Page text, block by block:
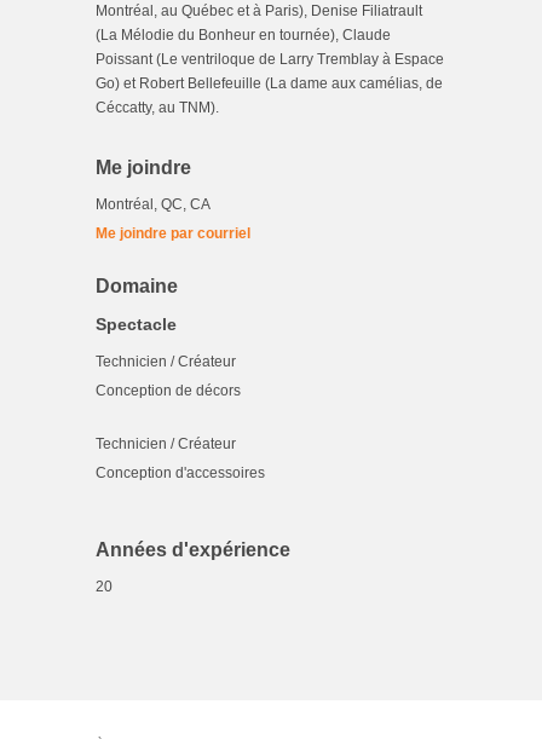
Montréal, au Québec et à Paris), Denise Filiatrault
(La Mélodie du Bonheur en tournée), Claude
Poissant (Le ventriloque de Larry Tremblay à Espace
Go) et Robert Bellefeuille (La dame aux camélias, de
Céccatty, au TNM).
Me joindre
Montréal, QC, CA
Me joindre par courriel
Domaine
Spectacle
Technicien / Créateur
Conception de décors
Technicien / Créateur
Conception d'accessoires
Années d'expérience
20